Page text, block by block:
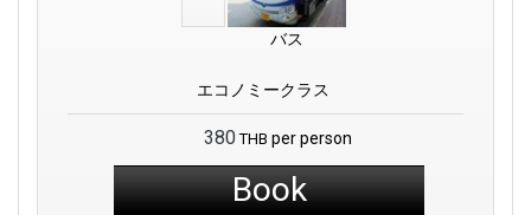
バス
エコノミークラス
380 THB per person
Book